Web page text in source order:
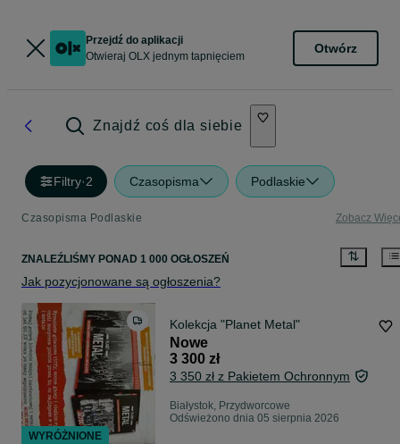
Przejdź do aplikacji
Otwieraj OLX jednym tapnięciem
Otwórz
Znajdź coś dla siebie
Filtry·2 Czasopisma Podlaskie
Czasopisma Podlaskie Zobacz
ZNALEŹLIŚMY PONAD 1 000 OGŁOSZEŃ
Jak pozycjonowane są ogłoszenia?
Kolekcja "Planet Metal"
Nowe
3 300 zł
3 350 zł z Pakietem Ochronnym
Białystok, Przydworcowe
Odświeżono dnia 05 sierpnia 2026
WYRÓŻNIONE